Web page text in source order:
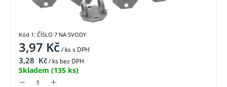
3,97 Kč/ kss DPH
3,28 Kč/ ks bez DPH
Skladem (135 ks)
Kód 1: ČÍSLO 7 NA SVODY